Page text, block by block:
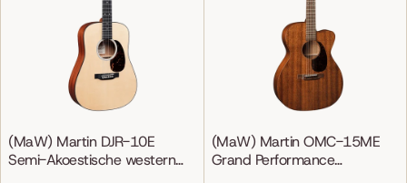
(MaW) Martin DJR-10E
Semi-Akoestische western
(MaW) Martin OMC-15ME
Grand Performance